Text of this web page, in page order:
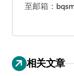
至邮箱：
相关文章